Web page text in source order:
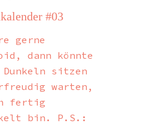
#03
gerne
dann könnte
sitzen
warten,
fertig
bin. P.S.: